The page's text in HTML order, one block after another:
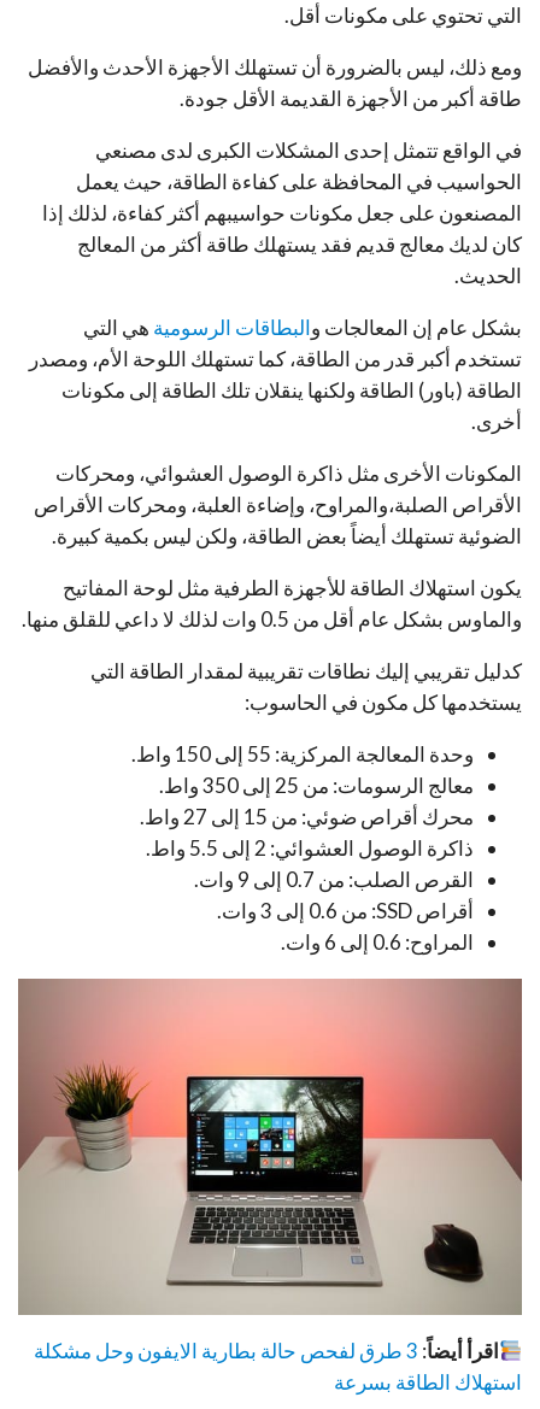
التي تحتوي على مكونات أقل.
ومع ذلك، ليس بالضرورة أن تستهلك الأجهزة الأحدث والأفضل
طاقة أكبر من الأجهزة القديمة الأقل جودة.
في الواقع تتمثل إحدى المشكلات الكبرى لدى مصنعي
الحواسيب في المحافظة على كفاءة الطاقة، حيث يعمل
المصنعون على جعل مكونات حواسيبهم أكثر كفاءة، لذلك إذا
كان لديك معالج قديم فقد يستهلك طاقة أكثر من المعالج
الحديث.
بشكل عام إن المعالجات والبطاقات الرسومية هي التي
تستخدم أكبر قدر من الطاقة، كما تستهلك اللوحة الأم، ومصدر
الطاقة (باور) الطاقة ولكنها ينقلان تلك الطاقة إلى مكونات
أخرى.
المكونات الأخرى مثل ذاكرة الوصول العشوائي، ومحركات
الأقراص الصلبة،والمراوح، وإضاءة العلبة، ومحركات الأقراص
الضوئية تستهلك أيضاً بعض الطاقة، ولكن ليس بكمية كبيرة.
يكون استهلاك الطاقة للأجهزة الطرفية مثل لوحة المفاتيح
والماوس بشكل عام أقل من 0.5 وات لذلك لا داعي للقلق منها.
كدليل تقريبي إليك نطاقات تقريبية لمقدار الطاقة التي
يستخدمها كل مكون في الحاسوب:
وحدة المعالجة المركزية: 55 إلى 150 واط.
معالج الرسومات: من 25 إلى 350 واط.
محرك أقراص ضوئي: من 15 إلى 27 واط.
ذاكرة الوصول العشوائي: 2 إلى 5.5 واط.
القرص الصلب: من 0.7 إلى 9 وات.
أقراص SSD: من 0.6 إلى 3 وات.
المراوح: 0.6 إلى 6 وات.
اقرأ أيضاً:
3 طرق لفحص حالة بطارية الايفون وحل مشكلة
استهلاك الطاقة بسرعة